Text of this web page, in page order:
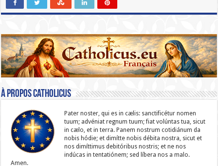
À propos catholicus
Pater noster, qui es in cælis: sanc­ti­ficétur nomen
tuum; advéniat regnum tuum; fiat volúntas tua, sicut
in cælo, et in terra. Panem nostrum cotidiánum da
nobis hódie; et dimítte nobis débita nostra, sicut et
nos dimíttimus debitóribus nostris; et ne nos
indúcas in ten­ta­tiónem; sed líbera nos a malo.
Amen.